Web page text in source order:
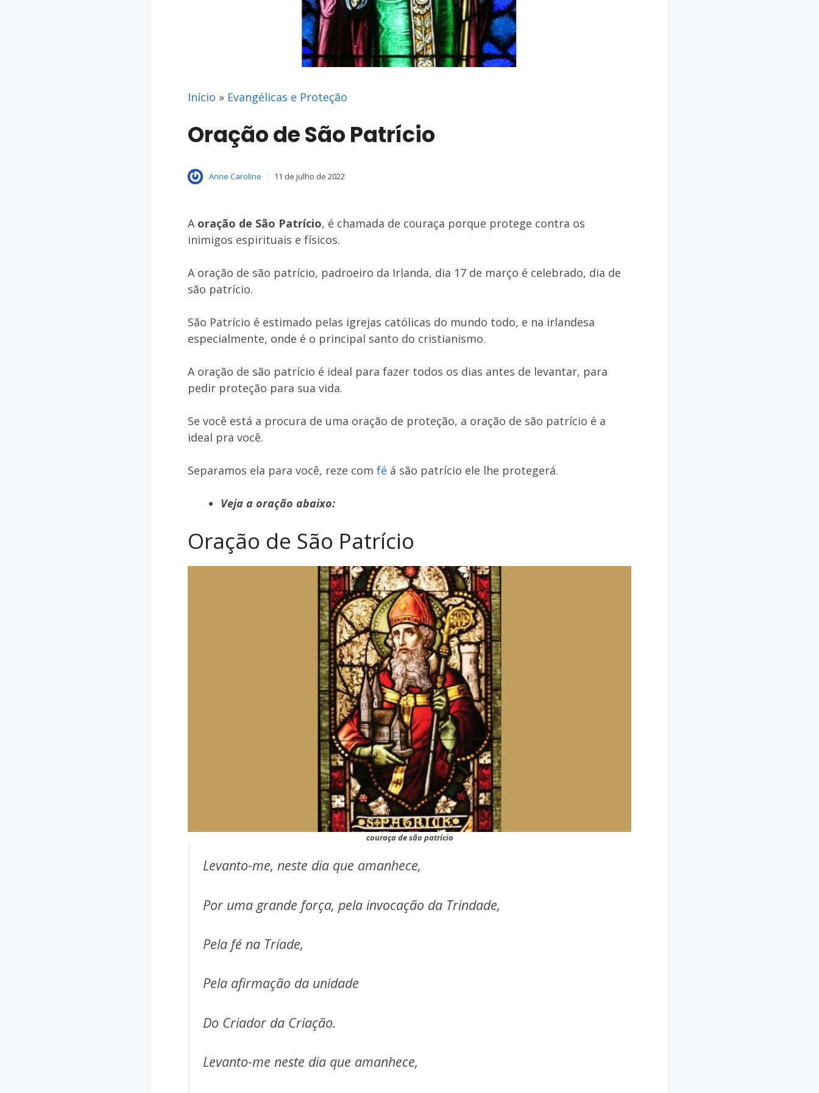
Início » Evangélicas e Proteção
Oração de São Patrício
Anne Caroline 11 de julho de 2022
A oração de São Patrício, é chamada de couraça porque protege contra os
inimigos espirituais e físicos.
A oração de são patrício, padroeiro da Irlanda, dia 17 de março é celebrado, dia de
são patrício.
São Patrício é estimado pelas igrejas católicas do mundo todo, e na irlandesa
especialmente, onde é o principal santo do cristianismo.
A oração de são patrício é ideal para fazer todos os dias antes de levantar, para
pedir proteção para sua vida.
Se você está a procura de uma oração de proteção, a oração de são patrício é a
ideal pra você.
Separamos ela para você, reze com fé á são patrício ele lhe protegerá.
Veja a oração abaixo:
Oração de São Patrício
couraça de são patrício
Levanto-me, neste dia que amanhece,
Por uma grande força, pela invocação da Trindade,
Pela fé na Tríade,
Pela afirmação da unidade
Do Criador da Criação.
Levanto-me neste dia que amanhece,